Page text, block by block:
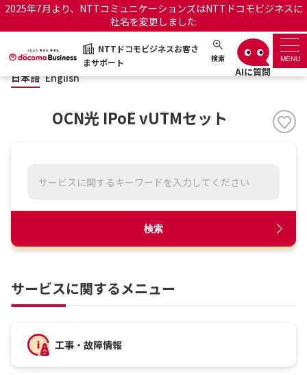
2025年7月より、NTTコミュニケーションズはNTTドコモビジネスに
社名を変更しました
NTTドコモビジネスお客さ
まサポート
検索 MENU
NTTドコモビジネスお客さまサポート 日本語 English
サポートトップ
サービス名から探す
OCNのお客さまはこちら
ビス
オフィシャルサイト
日本語 English
OCN光 IPoE vUTMセット
検索
サービスに関するメニュー
工事・故障情報